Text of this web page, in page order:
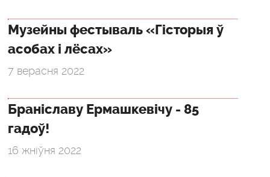
Музейны фестываль «Гісторыя ў
асобах і лёсах»
7 верасня 2022
Браніславу Ермашкевічу - 85
гадоў!
16 жніўня 2022